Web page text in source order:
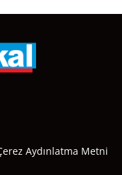
Aydınlatma Metni